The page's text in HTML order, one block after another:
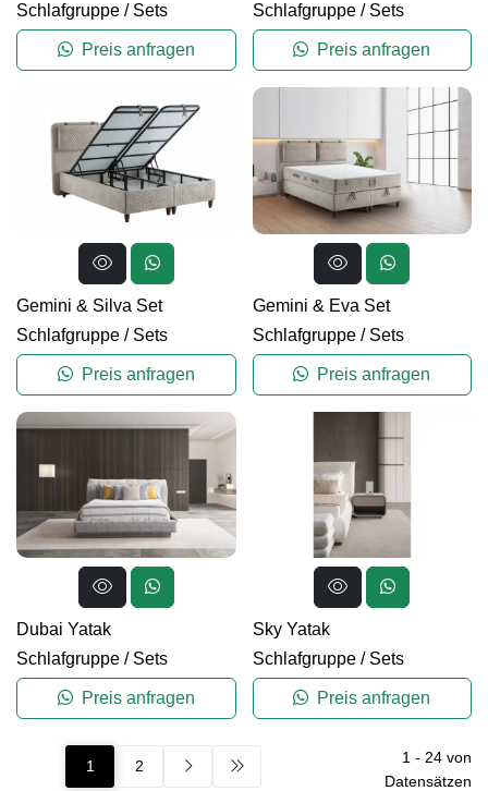
Schlafgruppe / Sets
Preis anfragen
Schlafgruppe/ Sets
Preis anfragen
Gemini & Silva Set
Schlafgruppe / Sets
Preis anfragen
Gemini & Eva Set
Schlafgruppe/ Sets
Preis anfragen
Dubai Yatak
Schlafgruppe / Sets
Preis anfragen
Sky Yatak
Schlafgruppe/ Sets
Preis anfragen
1 2
1 - 24von
Datensätzen